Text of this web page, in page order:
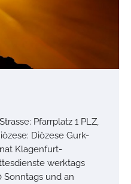
Pfarrplatz 1 PLZ,
Diözese Gurk-
Klagenfurt-
werktags
Sonntags und an